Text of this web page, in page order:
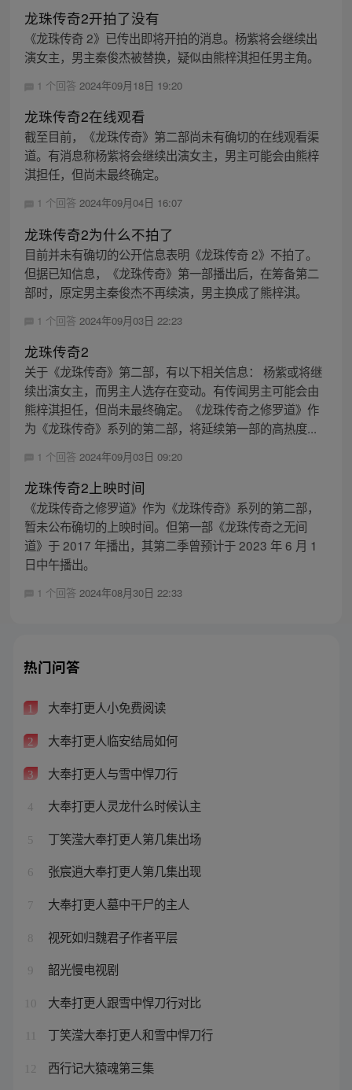
龙珠传奇2开拍了没有
《龙珠传奇 2》已传出即将开拍的消息。杨紫将会继续出
演女主，男主秦俊杰被替换，疑似由熊梓淇担任男主角。
1 个回答 2024年09月18日 19:20
龙珠传奇2在线观看
截至目前，《龙珠传奇》第二部尚未有确切的在线观看渠
道。有消息称杨紫将会继续出演女主，男主可能会由熊梓
淇担任，但尚未最终确定。
1 个回答 2024年09月04日 16:07
龙珠传奇2为什么不拍了
目前并未有确切的公开信息表明《龙珠传奇 2》不拍了。
但据已知信息，《龙珠传奇》第一部播出后，在筹备第二
部时，原定男主秦俊杰不再续演，男主换成了熊梓淇。
1 个回答 2024年09月03日 22:23
龙珠传奇2
关于《龙珠传奇》第二部，有以下相关信息： 杨紫或将继
续出演女主，而男主人选存在变动。有传闻男主可能会由
熊梓淇担任，但尚未最终确定。《龙珠传奇之修罗道》作
为《龙珠传奇》系列的第二部，将延续第一部的高热度...
1 个回答 2024年09月03日 09:20
龙珠传奇2上映时间
《龙珠传奇之修罗道》作为《龙珠传奇》系列的第二部，
暂未公布确切的上映时间。但第一部《龙珠传奇之无间
道》于 2017 年播出，其第二季曾预计于 2023 年 6 月 1
日中午播出。
1 个回答 2024年08月30日 22:33
热门问答
1 大奉打更人小免费阅读
2 大奉打更人临安结局如何
3 大奉打更人与雪中悍刀行
4 大奉打更人灵龙什么时候认主
5 丁笑滢大奉打更人第几集出场
6 张宸逍大奉打更人第几集出现
7 大奉打更人墓中干尸的主人
8 视死如归魏君子作者平层
9 韶光慢电视剧
10 大奉打更人跟雪中悍刀行对比
丁笑滢大奉打更人和雪中悍刀行
12 西行记大猿魂第三集